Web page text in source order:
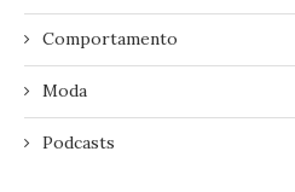
Comportamento
Moda
Podcasts